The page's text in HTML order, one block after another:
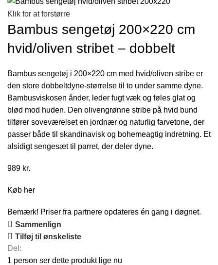
Klik for at forstørre
Bambus sengetøj 200×220 cm
hvid/oliven stribet – dobbelt
Bambus sengetøj i 200×220 cm med hvid/oliven stribe er
den store dobbeltdyne-størrelse til to under samme dyne.
Bambusviskosen ånder, leder fugt væk og føles glat og
blød mod huden. Den olivengrønne stribe på hvid bund
tilfører soveværelset en jordnær og naturlig farvetone, der
passer både til skandinavisk og bohemeagtig indretning. Et
alsidigt sengesæt til parret, der deler dyne.
989 kr.
Køb her
Bemærk! Priser fra partnere opdateres én gang i døgnet.
Sammenlign
Tilføj til ønskeliste
Del:
1 person ser dette produkt lige nu